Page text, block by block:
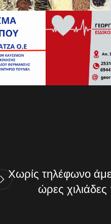
Χωρίς τηλέφωνο
ώρες